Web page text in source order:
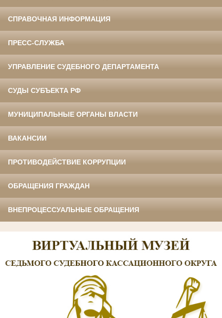
СПРАВОЧНАЯ ИНФОРМАЦИЯ
ПРЕСС-СЛУЖБА
УПРАВЛЕНИЕ СУДЕБНОГО ДЕПАРТАМЕНТА
СУДЫ СУБЪЕКТА РФ
МУНИЦИПАЛЬНЫЕ ОРГАНЫ ВЛАСТИ
ВАКАНСИИ
ПРОТИВОДЕЙСТВИЕ КОРРУПЦИИ
ОБРАЩЕНИЯ ГРАЖДАН
ВНЕПРОЦЕССУАЛЬНЫЕ ОБРАЩЕНИЯ